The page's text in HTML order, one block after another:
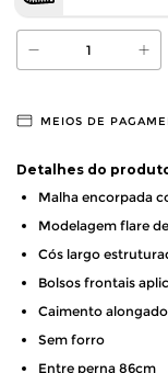
MEIOS DE
Detalhes do
Malha encorpada
Modelagem flare
Cós largo
Bolsos frontais
Caimento
Sem forro
Entre perna 86cm